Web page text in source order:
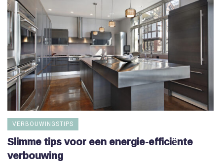
VERBOUWINGSTIPS
Slimme tips voor een energie-efficiënte
verbouwing